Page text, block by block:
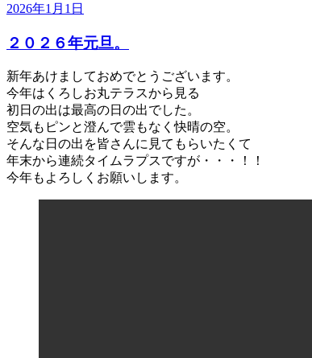
投
日:
2026年1月1日
２０２６年元旦。
新年あけましておめでとうございます。
今年はくろしお丸テラスから見る
初日の出は最高の日の出でした。
空気もピンと澄んで雲もなく快晴の空。
そんな日の出を皆さんに見てもらいたくて
年末から連続タイムラプスですが・・・！！
今年もよろしくお願いします。